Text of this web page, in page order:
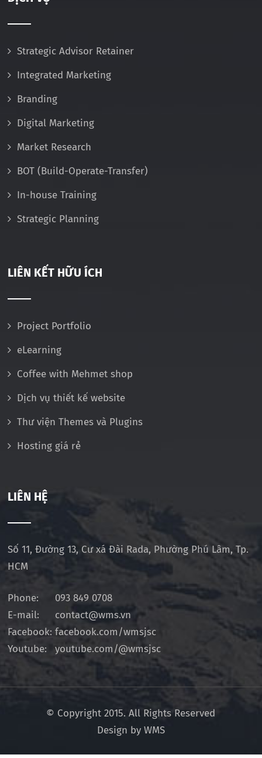
Strategic Advisor Retainer
Integrated Marketing
Branding
Digital Marketing
Market Research
BOT (Build-Operate-Transfer)
In-house Training
Strategic Planning
LIÊN KẾT HỮU ÍCH
Project Portfolio
eLearning
Coffee with Mehmet shop
Dịch vụ thiết kế website
Thư viện Themes và Plugins
Hosting giá rẻ
LIÊN HỆ
Số 11, Đường 13, Cư xá Đài Rada, Phường Phú Lâm, Tp.
HCM
Phone:
093 849 0708
E-mail:
contact@wms.vn
Facebook: facebook.com/wmsjsc
Youtube:
youtube.com/@wmsjsc
© Copyright 2015. All Rights Reserved
Design by WMS